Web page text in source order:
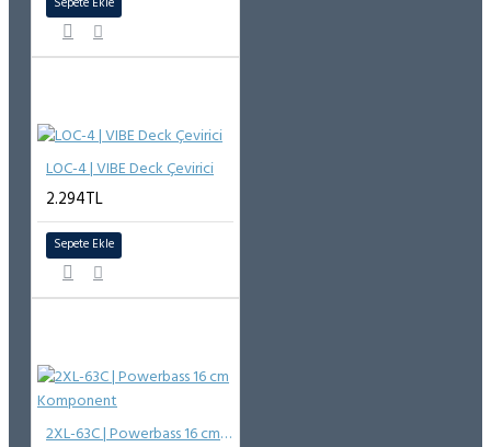
LOC-4 | VIBE Deck Çevirici
2.294TL
Sepete Ekle
2XL-63C | Powerbass 16 cm Komponent